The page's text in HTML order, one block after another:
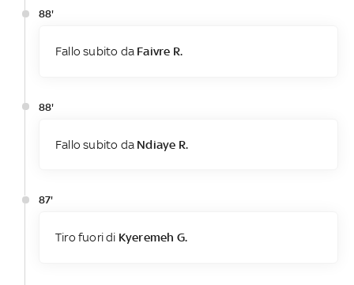
88'
Fallo subito da Faivre R.
88'
Fallo subito da Ndiaye R.
87'
Tiro fuori di Kyeremeh G.